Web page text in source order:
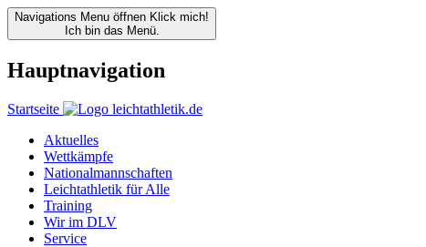
Navigations Menu öffnen Klick mich!
Ich bin das Menü.
Hauptnavigation
Startseite
Aktuelles
Wettkämpfe
Nationalmannschaften
Leichtathletik für Alle
Training
Wir im DLV
Service